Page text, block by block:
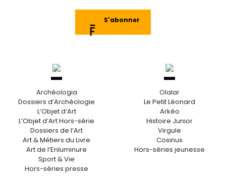
S'abonner
Archéologia
Dossiers d’Archéologie
L’Objet d’Art
L’Objet d’Art Hors-série
Dossiers de l’Art
Art & Métiers du Livre
Art de l’Enluminure
Sport & Vie
Hors-séries presse
Olalar
Le Petit Léonard
Arkéo
Histoire Junior
Virgule
Cosinus
Hors-séries jeunesse